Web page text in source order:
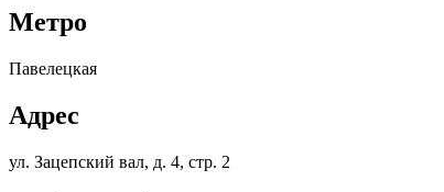
Метро
Павелецкая
Адрес
ул. Зацепский вал, д. 4, стр. 2